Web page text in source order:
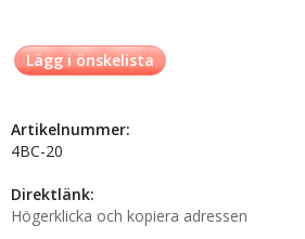
Lägg i önskelista
Artikelnummer:
4BC-20
Direktlänk:
Högerklicka och kopiera adressen